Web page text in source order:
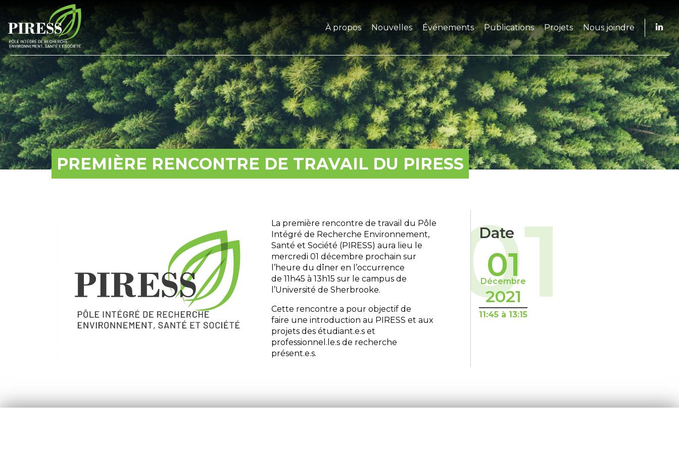
À propos Nouvelles Événements Publications Projets Nous joindre
PREMIÈRE RENCONTRE DE TRAVAIL DU PIRESS
La première rencontre de travail du Pôle
Intégré de Recherche Environnement,
Santé et Société (PIRESS) aura lieu le
mercredi 01 décembre prochain sur
l’heure du dîner en l’occurrence
de 11h45 à 13h15 sur le campus de
l’Université de Sherbrooke.
Cette rencontre a pour objectif de
faire une introduction au PIRESS et aux
projets des étudiant.e.s et
professionnel.le.s de recherche
présent.e.s.
Date
01
Décembre
2021
11:45 à 13:15
01